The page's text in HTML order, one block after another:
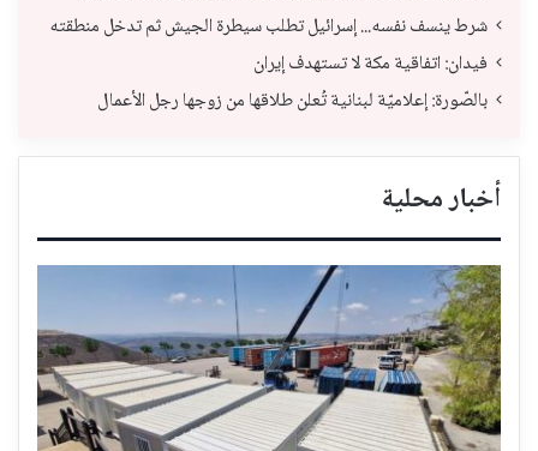
شرط ينسف نفسه... إسرائيل تطلب سيطرة الجيش ثم تدخل منطقته
فيدان: اتفاقية مكة لا تستهدف إيران
بالصّورة: إعلاميّة لبنانية تُعلن طلاقها من زوجها رجل الأعمال
أخبار محلية